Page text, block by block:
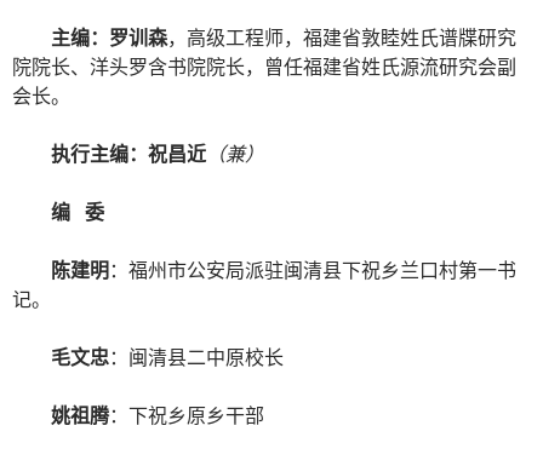
主编：罗训森，高级工程师，福建省敦睦姓氏谱牒研究
院院长、洋头罗含书院院长，曾任福建省姓氏源流研究会副
会长。
执行主编：祝昌近 （兼）
编 委
陈建明：福州市公安局派驻闽清县下祝乡兰口村第一书
记。
毛文忠：闽清县二中原校长
姚祖腾：下祝乡原乡干部